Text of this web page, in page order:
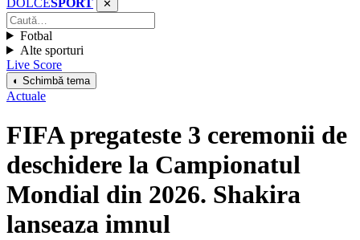
✕
Fotbal
Alte sporturi
Live Score
◐ Schimbă tema
Actuale
FIFA pregateste 3 ceremonii de
deschidere la Campionatul
Mondial din 2026. Shakira
lanseaza imnul